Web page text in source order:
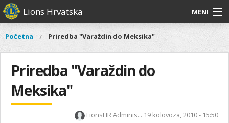
Skoči
na
sadržaj
Lions Hrvatska MENI
O nama
Naši projekti
Aktivnosti
Glavni
O
nama
Distrikt
126
Naši
Vi
ste
ovdje
Početna Priredba "Varaždin do Meksika"
Priredba "Varaždin do
Meksika"
LionsHR Adminis... 19 kolovoza, 2010 - 15:50